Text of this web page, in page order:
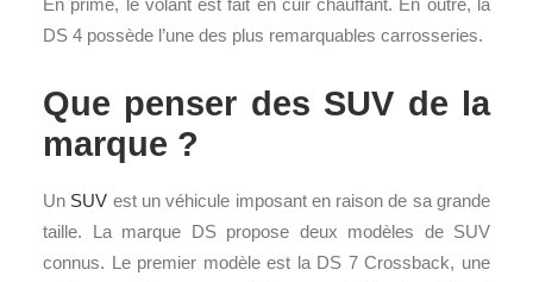
En prime, le volant est fait en cuir chauffant. En outre, la
DS 4 possède l’une des plus remarquables carrosseries.
Que penser des SUV de la
marque ?
Un SUV est un véhicule imposant en raison de sa grande
taille. La marque DS propose deux modèles de SUV
connus. Le premier modèle est la DS 7 Crossback, une